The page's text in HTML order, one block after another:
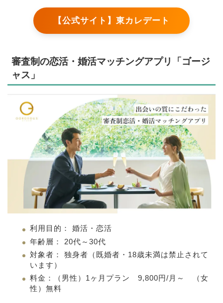
【公式サイト】東カレデート
審査制の恋活・婚活マッチングアプリ「ゴージ
ャス」
利用目的： 婚活・恋活
年齢層： 20代～30代
対象者： 独身者（既婚者・18歳未満は禁止されて
います）
料金：（男性）1ヶ月プラン 9,800円/月～ （女
性）無料